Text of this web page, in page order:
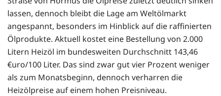
lassen, dennoch bleibt die Lage am Weltölmarkt
angespannt, besonders im Hinblick auf die raffinierten
Ölprodukte. Aktuell kostet eine Bestellung von 2.000
Litern Heizöl im bundesweiten Durchschnitt 143,46
€uro/100 Liter. Das sind zwar gut vier Prozent weniger
als zum Monatsbeginn, dennoch verharren die
Heizölpreise auf einem hohen Preisniveau.